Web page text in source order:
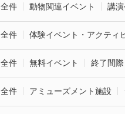
全件 動物関連イベント 講
全件 体験イベント・アクティ
全件 無料イベント 終了間際
全件 アミューズメント施設